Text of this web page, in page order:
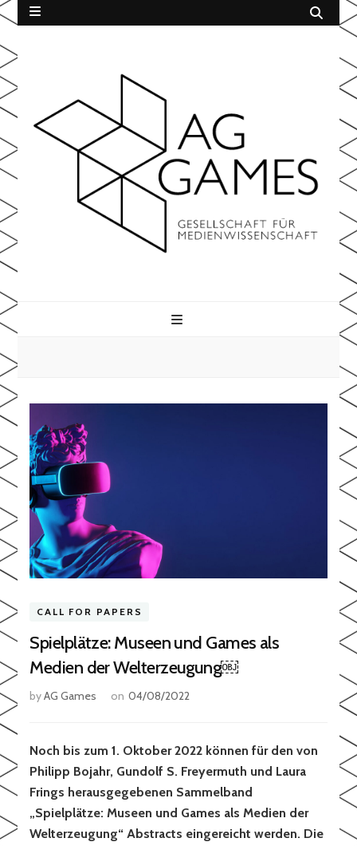
CALL FOR PAPERS
Spielplätze: Museen und Games als
Medien der Welterzeugung￼
byAG Games on 04/08/2022
Noch bis zum 1. Oktober 2022 können für den von
Philipp Bojahr, Gundolf S. Freyermuth und Laura
Frings herausgegebenen Sammelband
„Spielplätze: Museen und Games als Medien der
Welterzeugung“ Abstracts eingereicht werden. Die